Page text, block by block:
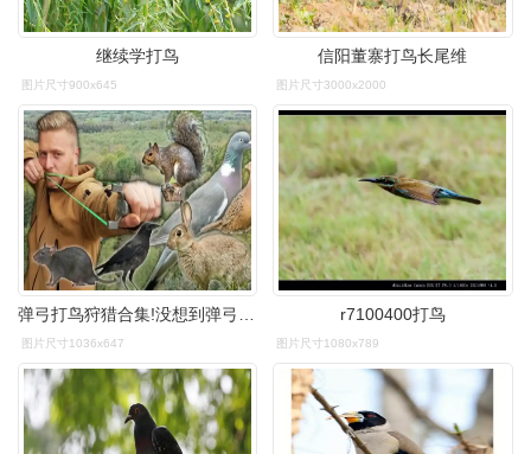
继续学打鸟
图片尺寸900x645
信阳董寨打鸟长尾维
图片尺寸3000x2000
图片尺寸1036x647
r7100400打鸟
图片尺寸1080x789